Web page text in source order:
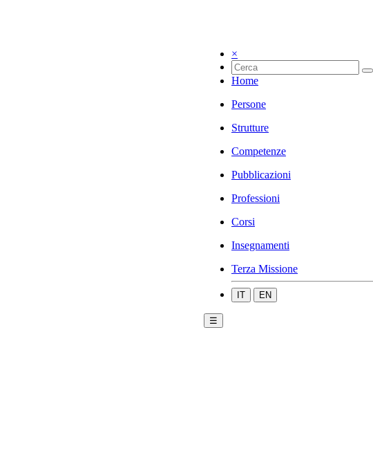
×
Home
Persone
Strutture
Competenze
Pubblicazioni
Professioni
Corsi
Insegnamenti
Terza Missione
IT EN
☰